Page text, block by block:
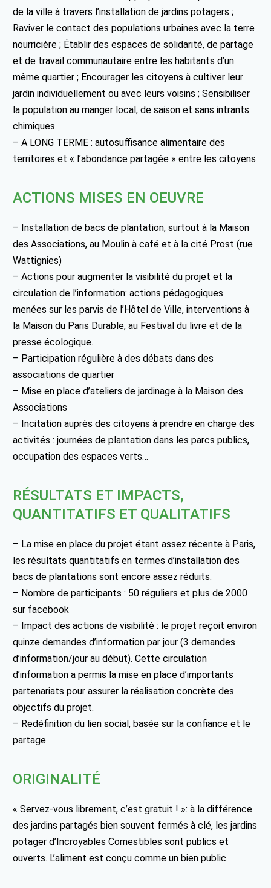
de la ville à travers l’installation de jardins potagers ;
Raviver le contact des populations urbaines avec la terre
nourricière ; Établir des espaces de solidarité, de partage
et de travail communautaire entre les habitants d’un
même quartier ; Encourager les citoyens à cultiver leur
jardin individuellement ou avec leurs voisins ; Sensibiliser
la population au manger local, de saison et sans intrants
chimiques.
– A LONG TERME : autosuffisance alimentaire des
territoires et « l’abondance partagée » entre les citoyens
ACTIONS MISES EN OEUVRE
– Installation de bacs de plantation, surtout à la Maison
des Associations, au Moulin à café et à la cité Prost (rue
Wattignies)
– Actions pour augmenter la visibilité du projet et la
circulation de l’information: actions pédagogiques
menées sur les parvis de l’Hôtel de Ville, interventions à
la Maison du Paris Durable, au Festival du livre et de la
presse écologique.
– Participation régulière à des débats dans des
associations de quartier
– Mise en place d’ateliers de jardinage à la Maison des
Associations
– Incitation auprès des citoyens à prendre en charge des
activités : journées de plantation dans les parcs publics,
occupation des espaces verts…
RÉSULTATS ET IMPACTS,
QUANTITATIFS ET QUALITATIFS
– La mise en place du projet étant assez récente à Paris,
les résultats quantitatifs en termes d’installation des
bacs de plantations sont encore assez réduits.
– Nombre de participants : 50 réguliers et plus de 2000
sur facebook
– Impact des actions de visibilité : le projet reçoit environ
quinze demandes d’information par jour (3 demandes
d’information/jour au début). Cette circulation
d’information a permis la mise en place d’importants
partenariats pour assurer la réalisation concrète des
objectifs du projet.
– Redéfinition du lien social, basée sur la confiance et le
partage
ORIGINALITÉ
« Servez-vous librement, c’est gratuit ! »: à la différence
des jardins partagés bien souvent fermés à clé, les jardins
potager d’Incroyables Comestibles sont publics et
ouverts. L’aliment est conçu comme un bien public.